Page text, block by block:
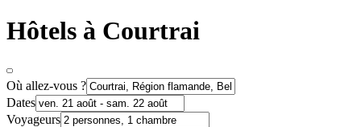
Hôtels à Courtrai
Où allez-vous ?
Dates
Voyageurs